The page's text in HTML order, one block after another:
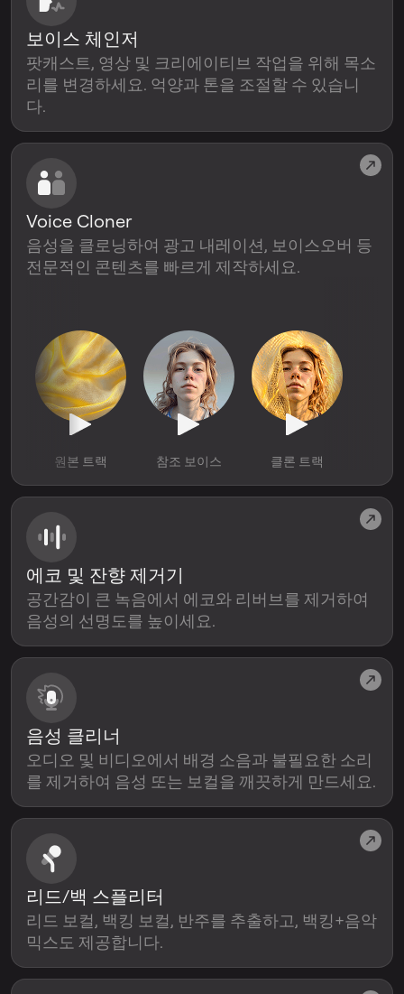
음성 클리너
오디오 및 비디오에서 배경 소음과 불필요한 소리
를 제거하여 음성 또는 보컬을 깨끗하게 만드세요.
보이스 체인저
팟캐스트, 영상 및 크리에이티브 작업을 위해 목소
리를 변경하세요. 억양과 톤을 조절할 수 있습니
다.
Voice Cloner
음성을 클로닝하여 광고 내레이션, 보이스오버 등
전문적인 콘텐츠를 빠르게 제작하세요.
원본 트랙 참조 보이스 클론 트랙
에코 및 잔향 제거기
공간감이 큰 녹음에서 에코와 리버브를 제거하여
음성의 선명도를 높이세요.
리드/백 스플리터
리드 보컬, 백킹 보컬, 반주를 추출하고, 백킹+음악
믹스도 제공합니다.